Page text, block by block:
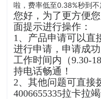
啦，费率低至0.38%秒到不
您好，为了更方便
面提示进行操作：
1、产品申请可以直
进行申请，申请成
工作时间内（9.30-
持电话畅通！
2、其他问题可直接
4006655335拉卡拉